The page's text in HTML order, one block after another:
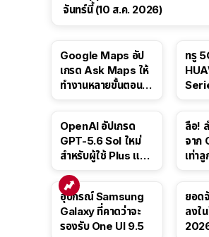
จันทร์นี้ (10 ส.ค. 2026)
Google Maps อัป
เกรด Ask Maps ให้
ทำงานหลายขั้นตอนได้
สาธารณะ
ทรู
OpenAI อัปเกรด
GPT-5.6 Sol ใหม่
สำหรับผู้ใช้ Plus และ
5.6 Luna ให้ผู้ใช้ฟรี
ลือ!
จาก
เท่า
อุปกรณ์ Samsung
Galaxy ที่คาดว่าจะ
รองรับ One UI 9.5
ยอด
ลงใ